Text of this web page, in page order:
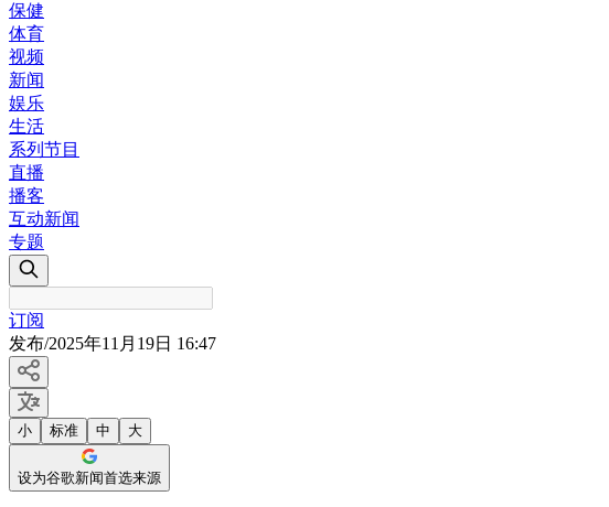
保健
体育
视频
新闻
娱乐
生活
系列节目
直播
播客
互动新闻
专题
订阅
发布/2025年11月19日 16:47
小 标准 中 大
设为谷歌新闻首选来源